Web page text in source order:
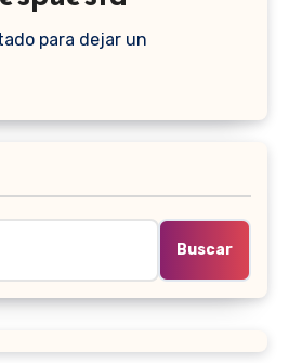
para dejar un
Buscar